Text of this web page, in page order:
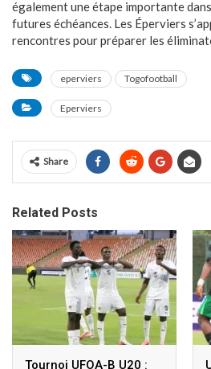
également une étape importante
futures échéances. Les Éperviers
rencontres pour préparer les
eperviers Togofootball
Eperviers
Share
Related Posts
Tournoi UFOA-B U20 :